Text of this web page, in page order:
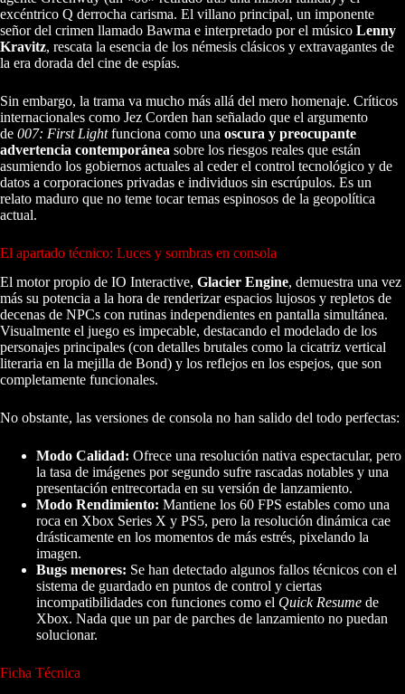
excéntrico Q derrocha carisma. El villano principal, un imponente
señor del crimen llamado Bawma e interpretado por el músico Lenny
Kravitz, rescata la esencia de los némesis clásicos y extravagantes de
la era dorada del cine de espías.
Sin embargo, la trama va mucho más allá del mero homenaje. Críticos
internacionales como Jez Corden han señalado que el argumento
de 007: First Lightfunciona como una oscura y preocupante
advertencia contemporánea sobre los riesgos reales que están
asumiendo los gobiernos actuales al ceder el control tecnológico y de
datos a corporaciones privadas e individuos sin escrúpulos. Es un
relato maduro que no teme tocar temas espinosos de la geopolítica
actual.
El apartado técnico: Luces y sombras en consola
El motor propio de IO Interactive, Glacier Engine, demuestra una vez
más su potencia a la hora de renderizar espacios lujosos y repletos de
decenas de NPCs con rutinas independientes en pantalla simultánea.
Visualmente el juego es impecable, destacando el modelado de los
personajes principales (con detalles brutales como la cicatriz vertical
literaria en la mejilla de Bond) y los reflejos en los espejos, que son
completamente funcionales.
No obstante, las versiones de consola no han salido del todo perfectas:
Modo Calidad: Ofrece una resolución nativa espectacular, pero
la tasa de imágenes por segundo sufre rascadas notables y una
presentación entrecortada en su versión de lanzamiento.
Modo Rendimiento: Mantiene los 60 FPS estables como una
roca en Xbox Series X y PS5, pero la resolución dinámica cae
drásticamente en los momentos de más estrés, pixelando la
imagen.
Bugs menores: Se han detectado algunos fallos técnicos con el
sistema de guardado en puntos de control y ciertas
incompatibilidades con funciones como el Quick Resume de
Xbox. Nada que un par de parches de lanzamiento no puedan
solucionar.
Ficha Técnica